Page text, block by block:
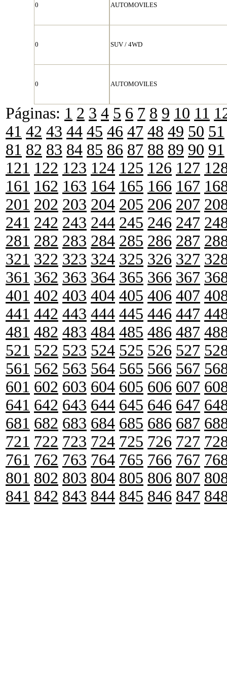
0 AUTOMOVILES
0 SUV / 4WD
0 AUTOMOVILES
Páginas: 1 2 3 4 5 6 7 8 9 10 11
41 42 43 44 45 46 47 48 49 50 51
81 82 83 84 85 86 87 88 89 90 91
121 122 123 124 125 126 127
161 162 163 164 165 166 167
201 202 203 204 205 206 207
241 242 243 244 245 246 247
281 282 283 284 285 286 287
321 322 323 324 325 326 327
361 362 363 364 365 366 367
401 402 403 404 405 406 407
441 442 443 444 445 446 447
481 482 483 484 485 486 487
521 522 523 524 525 526 527
561 562 563 564 565 566 567
601 602 603 604 605 606 607
641 642 643 644 645 646 647
681 682 683 684 685 686 687
721 722 723 724 725 726 727
761 762 763 764 765 766 767
801 802 803 804 805 806 807
841 842 843 844 845 846 847